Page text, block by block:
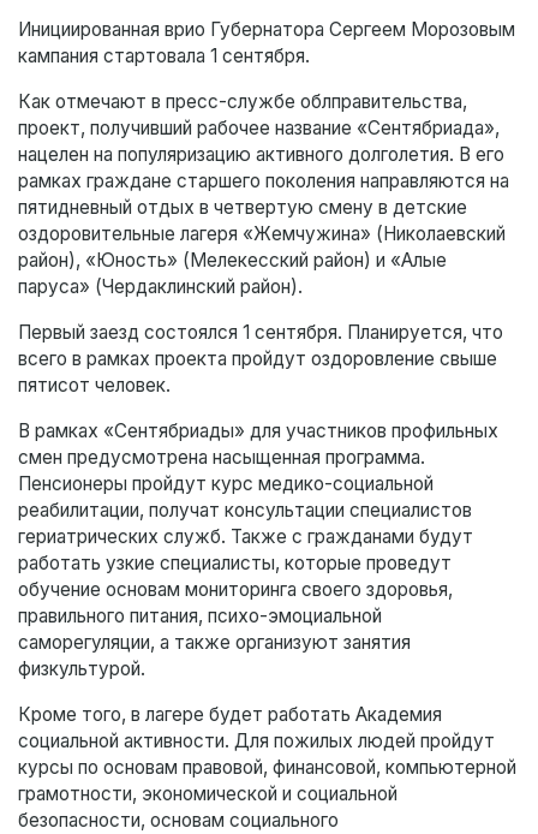
Инициированная врио Губернатора Сергеем Морозовым
кампания стартовала 1 сентября.
Как отмечают в пресс-службе облправительства,
проект, получивший рабочее название «Сентябриада»,
нацелен на популяризацию активного долголетия. В его
рамках граждане старшего поколения направляются на
пятидневный отдых в четвертую смену в детские
оздоровительные лагеря «Жемчужина» (Николаевский
район), «Юность» (Мелекесский район) и «Алые
паруса» (Чердаклинский район).
Первый заезд состоялся 1 сентября. Планируется, что
всего в рамках проекта пройдут оздоровление свыше
пятисот человек.
В рамках «Сентябриады» для участников профильных
смен предусмотрена насыщенная программа.
Пенсионеры пройдут курс медико-социальной
реабилитации, получат консультации специалистов
гериатрических служб. Также с гражданами будут
работать узкие специалисты, которые проведут
обучение основам мониторинга своего здоровья,
правильного питания, психо-эмоциальной
саморегуляции, а также организуют занятия
физкультурой.
Кроме того, в лагере будет работать Академия
социальной активности. Для пожилых людей пройдут
курсы по основам правовой, финансовой, компьютерной
грамотности, экономической и социальной
безопасности, основам социального